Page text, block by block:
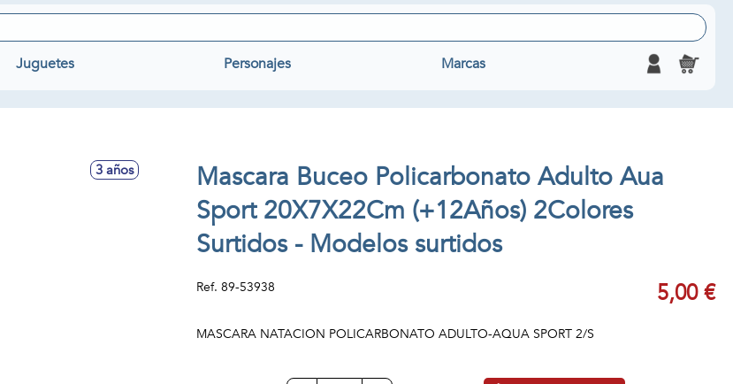
Juguetes Personajes Marcas
3 años
Mascara Buceo Policarbonato Adulto Aua
Sport 20X7X22Cm (+12Años) 2Colores
Surtidos - Modelos surtidos
Ref. 89-53938 5,00 €
MASCARA NATACION POLICARBONATO ADULTO-AQUA SPORT 2/S